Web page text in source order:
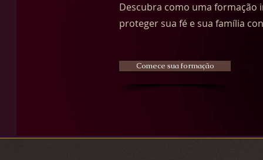
Descubra como uma formação
proteger sua fé e sua família
Comece sua formação